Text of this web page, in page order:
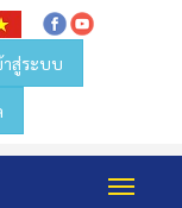
าสู่ระบบ